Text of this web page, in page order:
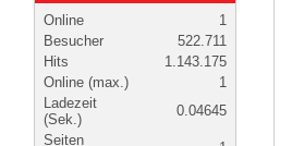
Online
1
Besucher
522.711
Hits
1.143.175
Online (max.)
1
Ladezeit
(Sek.)
0.04645
Seiten